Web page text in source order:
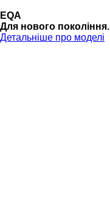
EQA
Для нового покоління.
Детальніше про моделі